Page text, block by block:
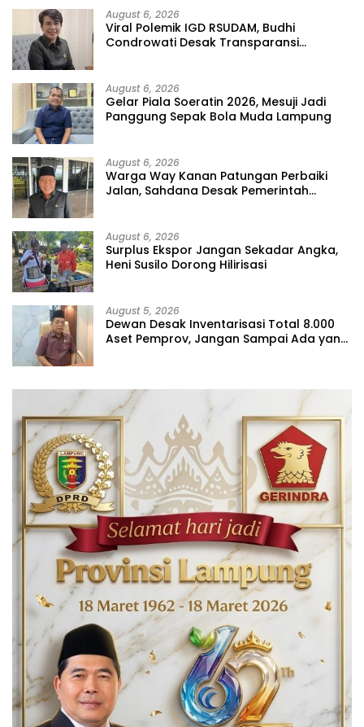
August 6, 2026
Viral Polemik IGD RSUDAM, Budhi
Condrowati Desak Transparansi
August 6, 2026
Gelar Piala Soeratin 2026, Mesuji Jadi
Panggung Sepak Bola Muda Lampung
August 6, 2026
Warga Way Kanan Patungan Perbaiki
Jalan, Sahdana Desak Pemerintah
August 6, 2026
Surplus Ekspor Jangan Sekadar Angka,
Heni Susilo Dorong Hilirisasi
August 5, 2026
Dewan Desak Inventarisasi Total 8.000
Aset Pemprov, Jangan Sampai Ada yang